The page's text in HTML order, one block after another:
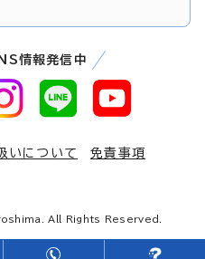
情報発信中
いについて
免責事項
All Rights Reserved.